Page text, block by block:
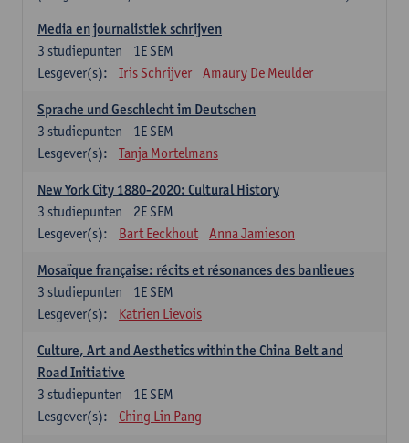
Media en journalistiek schrijven
1E SEM
3 studiepunten
Lesgever(s):
Iris Schrijver Amaury De Meulder
Sprache und Geschlecht im Deutschen
1E SEM
3 studiepunten
Lesgever(s):
Tanja Mortelmans
New York City 1880-2020: Cultural History
2E SEM
3 studiepunten
Lesgever(s):
Bart Eeckhout Anna Jamieson
Mosaïque française: récits et résonances des banlieues
1E SEM
3 studiepunten
Lesgever(s):
Katrien Lievois
Culture, Art and Aesthetics within the China Belt and
Road Initiative
1E SEM
3 studiepunten
Lesgever(s):
Ching Lin Pang